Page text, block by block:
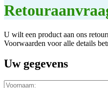
U wilt een product aan ons
Voorwaarden voor alle details
Uw gegevens